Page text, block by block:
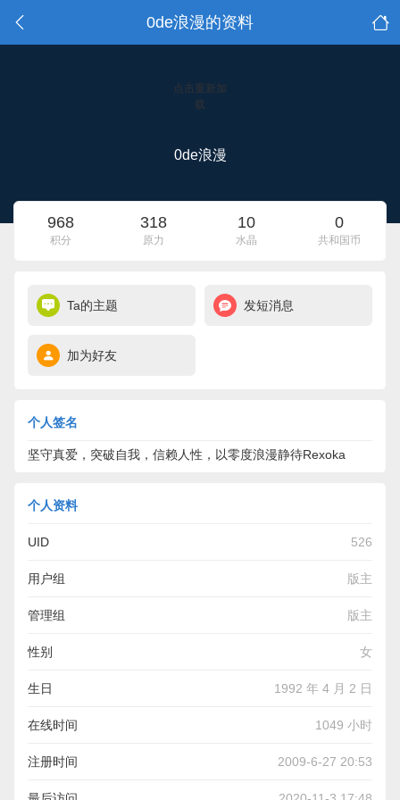
0de浪漫的资料
点击重新加
载
0de浪漫
968
积分
318
原力
10
水晶
0
共和国币
Ta的主题 发短消息
加为好友
个人签名
坚守真爱，突破自我，信赖人性，以零度浪漫静待Rexoka
个人资料
UID 526
用户组 版主
管理组 版主
性别 女
生日 1992 年 4 月 2 日
在线时间 1049 小时
注册时间 2009-6-27 20:53